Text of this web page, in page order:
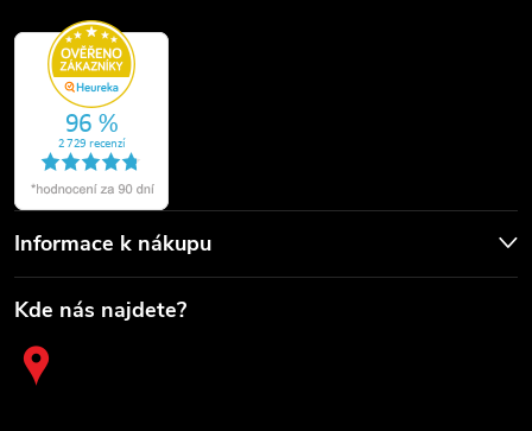
Informace k nákupu
Kde nás najdete?